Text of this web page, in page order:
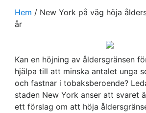
Hem / New York på väg höja
år
Kan en höjning av åldersgränsen
hjälpa till att minska antalet unga
och fastnar i tobaksberoende?
staden New York anser att svaret
ett förslag om att höja